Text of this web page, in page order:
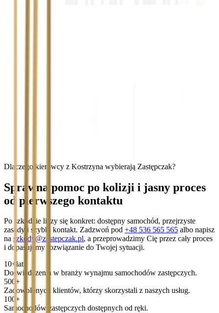
Dlaczego kierowcy z Kostrzyna wybierają Zastępczak?
Sprawna pomoc po kolizji i jasny proces
od pierwszego kontaktu
Po szkodzie liczy się konkret: dostępny samochód, przejrzyste
zasady i szybki kontakt. Zadzwoń pod +48 536 565 565 albo napisz
na szkody@zastepczak.pl, a przeprowadzimy Cię przez cały proces
i dopasujemy rozwiązanie do Twojej sytuacji.
10+ lat
Doświadczenia w branży wynajmu samochodów zastępczych.
500+
Zadowolonych klientów, którzy skorzystali z naszych usług.
100+
Samochodów zastępczych dostępnych od ręki.